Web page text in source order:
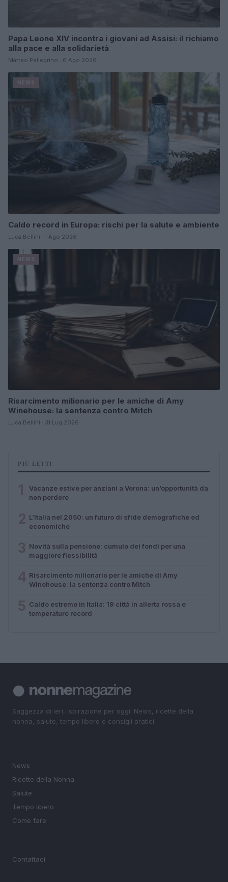
Papa Leone XIV incontra i giovani ad Assisi: il richiamo
alla pace e alla solidarietà
Matteo Pellegrino · 6 Ago 2026
Caldo record in Europa: rischi per la salute e ambiente
Luca Bellini · 1 Ago 2026
Risarcimento milionario per le amiche di Amy
Winehouse: la sentenza contro Mitch
Luca Bellini · 31 Lug 2026
PIÙ LETTI
Vacanze estive per anziani a Verona: un’opportunità da
non perdere
L’Italia nel 2050: un futuro di sfide demografiche ed
economiche
Novità sulla pensione: cumulo dei fondi per una
maggiore flessibilità
Risarcimento milionario per le amiche di Amy
Winehouse: la sentenza contro Mitch
Caldo estremo in Italia: 19 città in allerta rossa e
temperature record
Saggezza di ieri, ispirazione per oggi. News, ricette della
nonna, salute, tempo libero e consigli pratici.
News
Ricette della Nonna
Salute
Tempo libero
Come fare
Contattaci